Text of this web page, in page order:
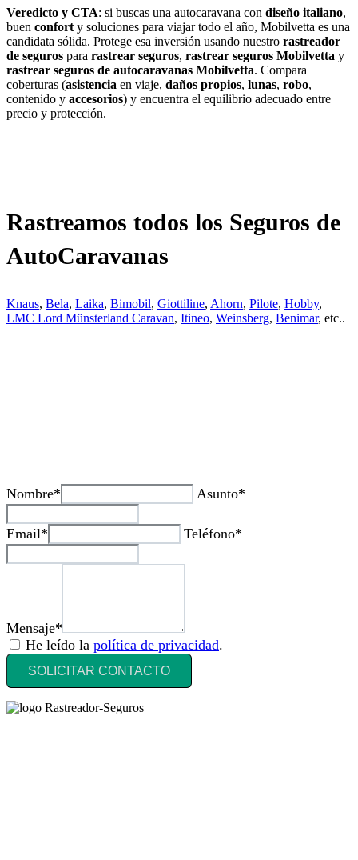
Veredicto y CTA: si buscas una autocaravana con diseño italiano,
buen confort y soluciones para viajar todo el año, Mobilvetta es una
candidata sólida. Protege esa inversión usando nuestro rastreador
de seguros para rastrear seguros, rastrear seguros Mobilvetta y
rastrear seguros de autocaravanas Mobilvetta. Compara
coberturas (asistencia en viaje, daños propios, lunas, robo,
contenido y accesorios) y encuentra el equilibrio adecuado entre
precio y protección.
Rastreamos todos los Seguros de
AutoCaravanas
Knaus, Bela, Laika, Bimobil, Giottiline, Ahorn, Pilote, Hobby,
LMC Lord Münsterland Caravan, Itineo, Weinsberg, Benimar, etc..
Nombre* Asunto*
Email* Teléfono*
Mensaje*
He leído la política de privacidad.
SOLICITAR CONTACTO